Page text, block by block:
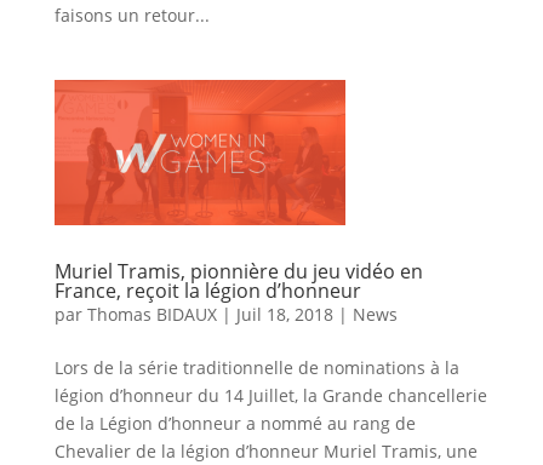
faisons un retour...
Muriel Tramis, pionnière du jeu vidéo en
France, reçoit la légion d’honneur
par Thomas BIDAUX| Juil 18, 2018| News
Lors de la série traditionnelle de nominations à la
légion d’honneur du 14 Juillet, la Grande chancellerie
de la Légion d’honneur a nommé au rang de
Chevalier de la légion d’honneur Muriel Tramis, une